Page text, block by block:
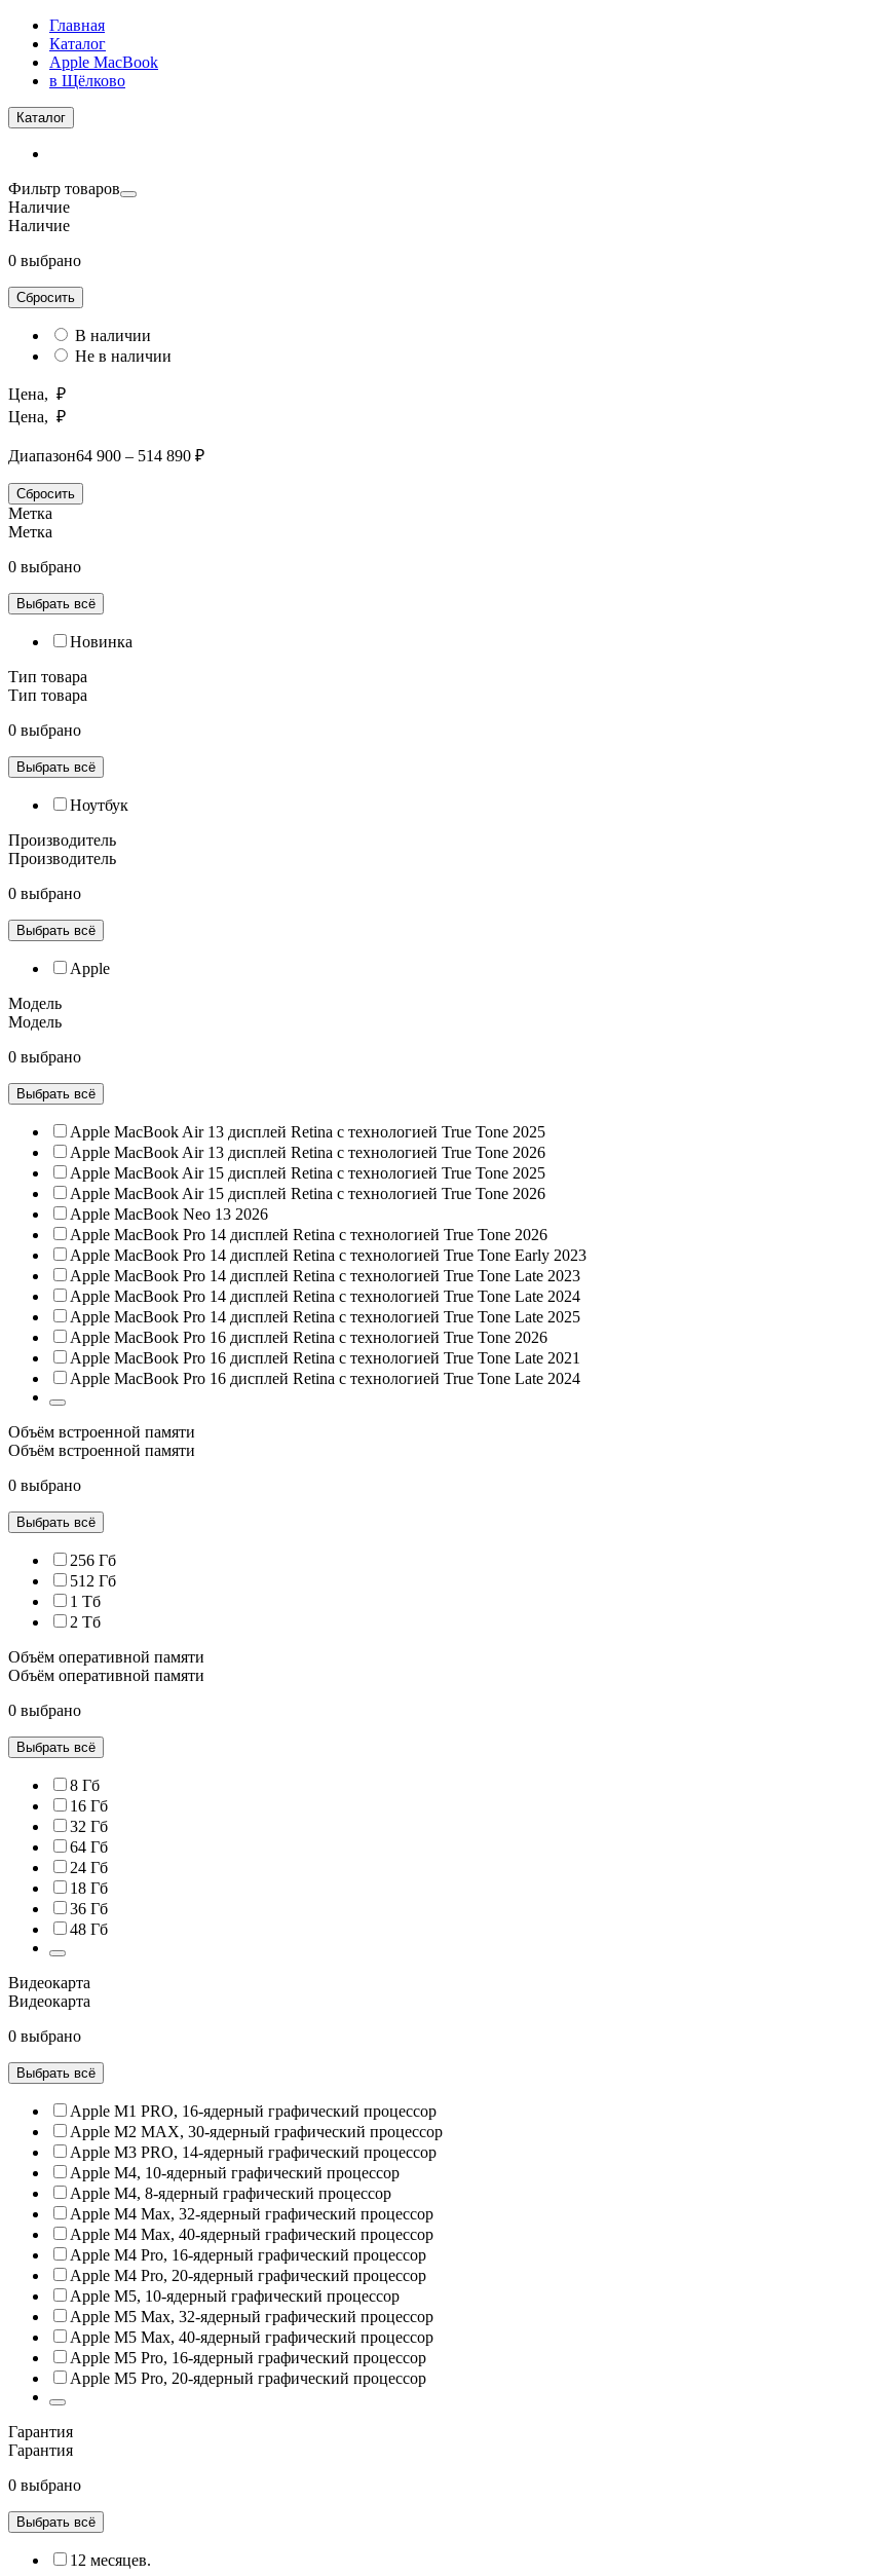
Главная
Каталог
Apple MacBook
в Щёлково
Каталог
Фильтр товаров
Наличие
Наличие
0 выбрано
Сбросить
В наличии
Не в наличии
Цена, ₽
Цена, ₽
Диапазон64 900 – 514 890 ₽
Сбросить
Метка
Метка
0 выбрано
Выбрать всё
Новинка
Тип товара
Тип товара
0 выбрано
Выбрать всё
Ноутбук
Производитель
Производитель
0 выбрано
Выбрать всё
Apple
Модель
Модель
0 выбрано
Выбрать всё
Apple MacBook Air 13 дисплей Retina с технологией True Tone 2025
Apple MacBook Air 13 дисплей Retina с технологией True Tone 2026
Apple MacBook Air 15 дисплей Retina с технологией True Tone 2025
Apple MacBook Air 15 дисплей Retina с технологией True Tone 2026
Apple MacBook Neo 13 2026
Apple MacBook Pro 14 дисплей Retina с технологией True Tone 2026
Apple MacBook Pro 14 дисплей Retina с технологией True Tone Early 2023
Apple MacBook Pro 14 дисплей Retina с технологией True Tone Late 2023
Apple MacBook Pro 14 дисплей Retina с технологией True Tone Late 2024
Apple MacBook Pro 14 дисплей Retina с технологией True Tone Late 2025
Apple MacBook Pro 16 дисплей Retina с технологией True Tone 2026
Apple MacBook Pro 16 дисплей Retina с технологией True Tone Late 2021
Apple MacBook Pro 16 дисплей Retina с технологией True Tone Late 2024
Объём встроенной памяти
Объём встроенной памяти
0 выбрано
Выбрать всё
256 Гб
512 Гб
1 Тб
2 Тб
Объём оперативной памяти
Объём оперативной памяти
0 выбрано
Выбрать всё
8 Гб
16 Гб
32 Гб
64 Гб
24 Гб
18 Гб
36 Гб
48 Гб
Видеокарта
Видеокарта
0 выбрано
Выбрать всё
Apple M1 PRO, 16‑ядерный графический процессор
Apple M2 MAX, 30‑ядерный графический процессор
Apple M3 PRO, 14‑ядерный графический процессор
Apple M4, 10‑ядерный графический процессор
Apple M4, 8‑ядерный графический процессор
Apple M4 Max, 32‑ядерный графический процессор
Apple M4 Max, 40‑ядерный графический процессор
Apple M4 Pro, 16‑ядерный графический процессор
Apple M4 Pro, 20‑ядерный графический процессор
Apple M5, 10‑ядерный графический процессор
Apple M5 Max, 32‑ядерный графический процессор
Apple M5 Max, 40‑ядерный графический процессор
Apple M5 Pro, 16‑ядерный графический процессор
Apple M5 Pro, 20‑ядерный графический процессор
Гарантия
Гарантия
0 выбрано
Выбрать всё
12 месяцев.